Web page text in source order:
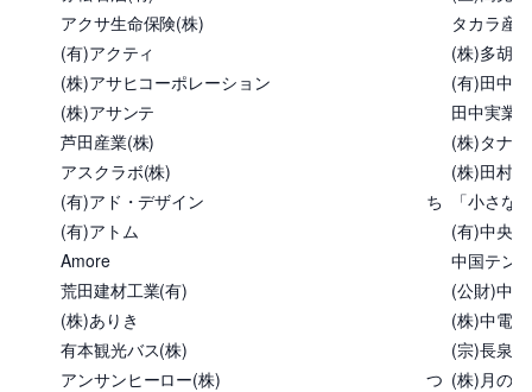
アクサ生命保険(株)
タカラ産
(有)アクティ
(株)多胡
(株)アサヒコーポレーション
(有)田中
(株)アサンテ
田中実業(
芦田産業(株)
(株)タナベ
アスクラボ(株)
(株)田村
(有)アド・デザイン
ち
「小さな
(有)アトム
(有)中央
Amore
中国テン
荒田建材工業(有)
(公財)中
(株)ありき
(株)中電
有本観光バス(株)
(宗)長泉寺
アンサンヒーロー(株)
つ (株)月の